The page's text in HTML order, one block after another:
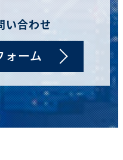
い合わせ
ォーム